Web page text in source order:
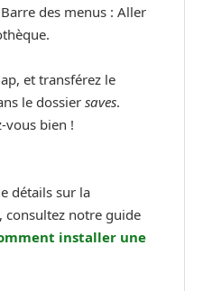
des menus : Aller
et transférez le
le dossier saves.
vous bien !
détails sur la
consultez notre guide
installer une